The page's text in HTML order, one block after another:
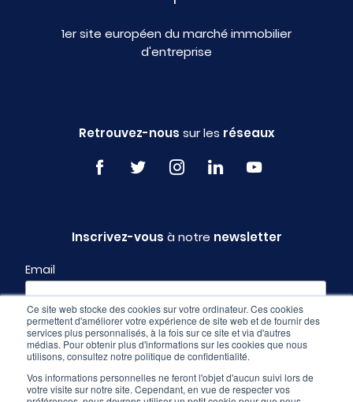
Ce site web stocke des cookies sur votre ordinateur. Ces cookies
permettent d'améliorer votre expérience de site web et de fournir des
services plus personnalisés, à la fois sur ce site et via d'autres
médias. Pour obtenir plus d'informations sur les cookies que nous
utilisons, consultez notre politique de confidentialité.
Vos informations personnelles ne feront l'objet d'aucun suivi lors de
votre visite sur notre site. Cependant, en vue de respecter vos
1er site européen du marché immobilier
d'entreprise
Retrouvez-nous sur les réseaux
Inscrivez-vous à notre newsletter
Email
Profil